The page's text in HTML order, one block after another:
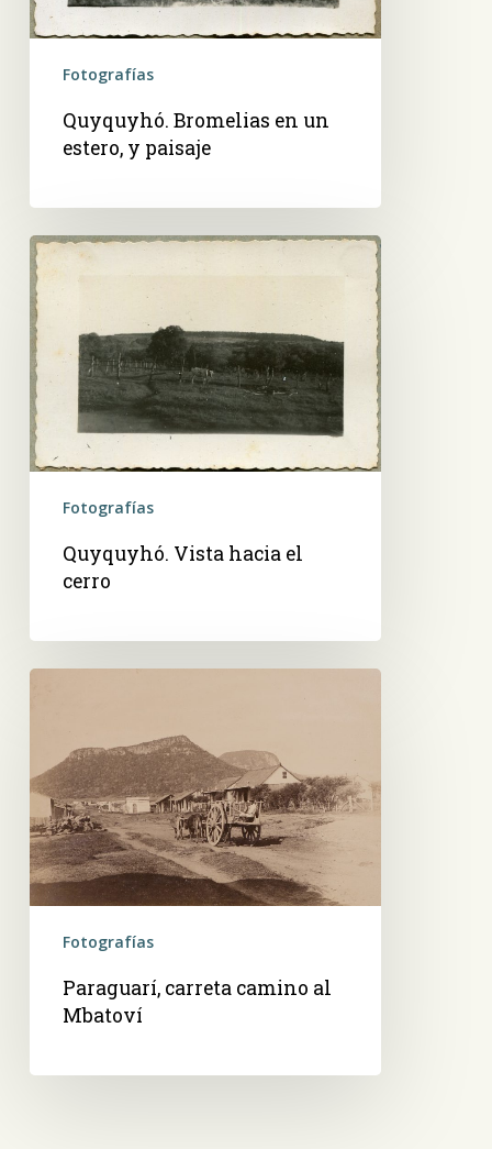
Fotografías
Quyquyhó. Bromelias en un
estero, y paisaje
Quyquyhó.
Vista
hacia
el
cerro
Fotografías
Quyquyhó. Vista hacia el
cerro
Mbatoví
Fotografías
Paraguarí, carreta camino al
Mbatoví